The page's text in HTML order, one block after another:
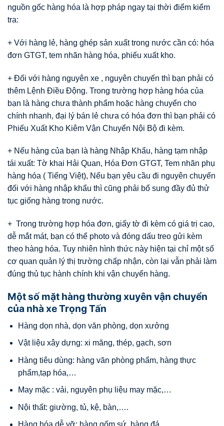
nguồn gốc hàng hóa là hợp pháp ngay tại thời điểm kiểm
tra:
+ Với hàng lẻ, hàng ghép sản xuất trong nước cần có: hóa
đơn GTGT, tem nhãn hàng hóa, phiếu xuất kho.
+ Đối với hàng nguyên xe , nguyên chuyến thì bạn phải có
thêm Lệnh Điều Động. Trong trường hợp hàng hóa của
bạn là hàng chưa thành phẩm hoặc hàng chuyển cho
chính nhanh, đại lý bán lẻ chưa có hóa đơn thì bạn phải có
Phiếu Xuất Kho Kiêm Vận Chuyển Nội Bộ đi kèm.
+ Nếu hàng của bạn là hàng Nhập Khẩu, hàng tạm nhập
tái xuất: Tờ khai Hải Quan, Hóa Đơn GTGT, Tem nhãn phụ
hàng hóa ( Tiếng Việt), Nếu bạn yêu cầu đi nguyên chuyến
đối với hàng nhập khẩu thì cũng phải bổ sung đầy đủ thử
tục giống hàng trong nước.
+ Trong trường hợp hóa đơn, giấy tờ đi kèm có giá trị cao,
dễ mắt mát, bạn có thể photo và đóng dấu treo gửi kèm
theo hàng hóa. Tuy nhiên hình thức này hiện tại chỉ một số
cơ quan quản lý thị trường chấp nhận, còn lại vẫn phải làm
đúng thủ tục hành chính khi vận chuyển hàng.
Một số mặt hàng thường xuyên vận chuyển
của nhà xe Trọng Tấn
Hàng dọn nhà, dọn văn phòng, dọn xưởng
Vật liệu xây dựng: xi măng, thép, gạch, sơn
Hàng tiêu dùng: hàng văn phòng phẩm, hàng thực
phẩm,tạp hóa,…
May mặc : vải, nguyên phụ liệu may mặc,…
Nội thất: giường, tủ, kệ, bàn,….